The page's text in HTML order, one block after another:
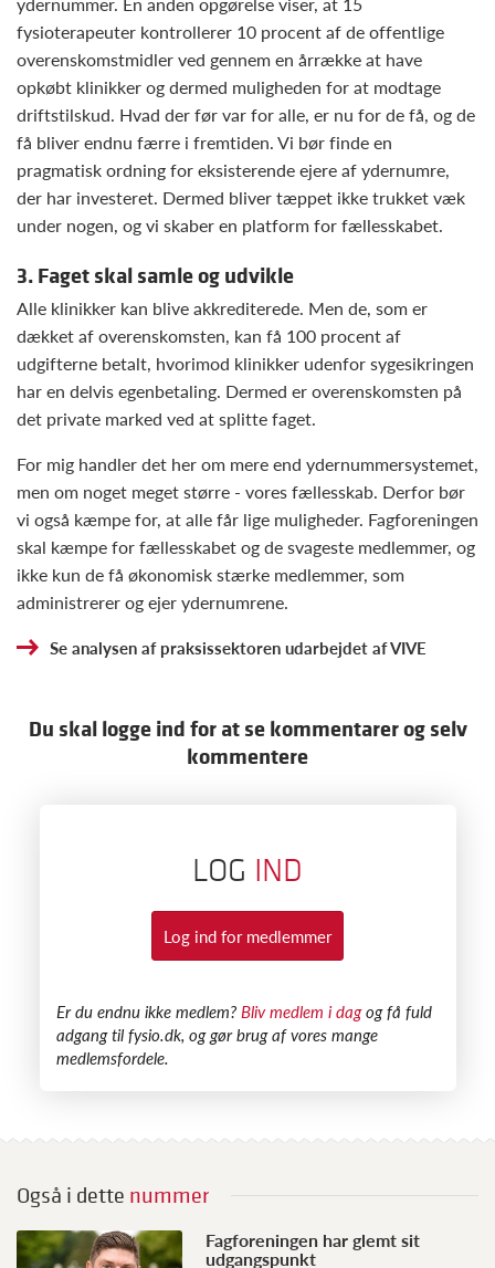
fysioterapeuter kontrollerer 10 procent af de offentlige
overenskomstmidler ved gennem en årrække at have
opkøbt klinikker og dermed muligheden for at modtage
driftstilskud. Hvad der før var for alle, er nu for de få, og de
få bliver endnu færre i fremtiden. Vi bør finde en
pragmatisk ordning for eksisterende ejere af ydernumre,
der har investeret. Dermed bliver tæppet ikke trukket væk
under nogen, og vi skaber en platform for fællesskabet.
3. Faget skal samle og udvikle
Alle klinikker kan blive akkrediterede. Men de, som er
dækket af overenskomsten, kan få 100 procent af
udgifterne betalt, hvorimod klinikker udenfor sygesikringen
har en delvis egenbetaling. Dermed er overenskomsten på
det private marked ved at splitte faget.
For mig handler det her om mere end ydernummersystemet,
men om noget meget større - vores fællesskab. Derfor bør
vi også kæmpe for, at alle får lige muligheder. Fagforeningen
skal kæmpe for fællesskabet og de svageste medlemmer, og
ikke kun de få økonomisk stærke medlemmer, som
administrerer og ejer ydernumrene.
Se analysen af praksissektoren udarbejdet af VIVE
Du skal logge ind for at se kommentarer og selv
kommentere
LOG IND
Log ind for medlemmer
​Er du endnu ikke medlem? Bliv medlem i dagog få fuld
adgang til fysio.dk, og gør brug af vores mange
medlemsfordele.
Også i dette nummer
Fagforeningen har glemt sit
udgangspunkt